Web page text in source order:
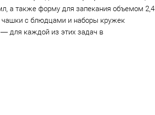
а также форму для запекания объемом 2,4
, чашки с блюдцами и наборы кружек
для каждой из этих задач в